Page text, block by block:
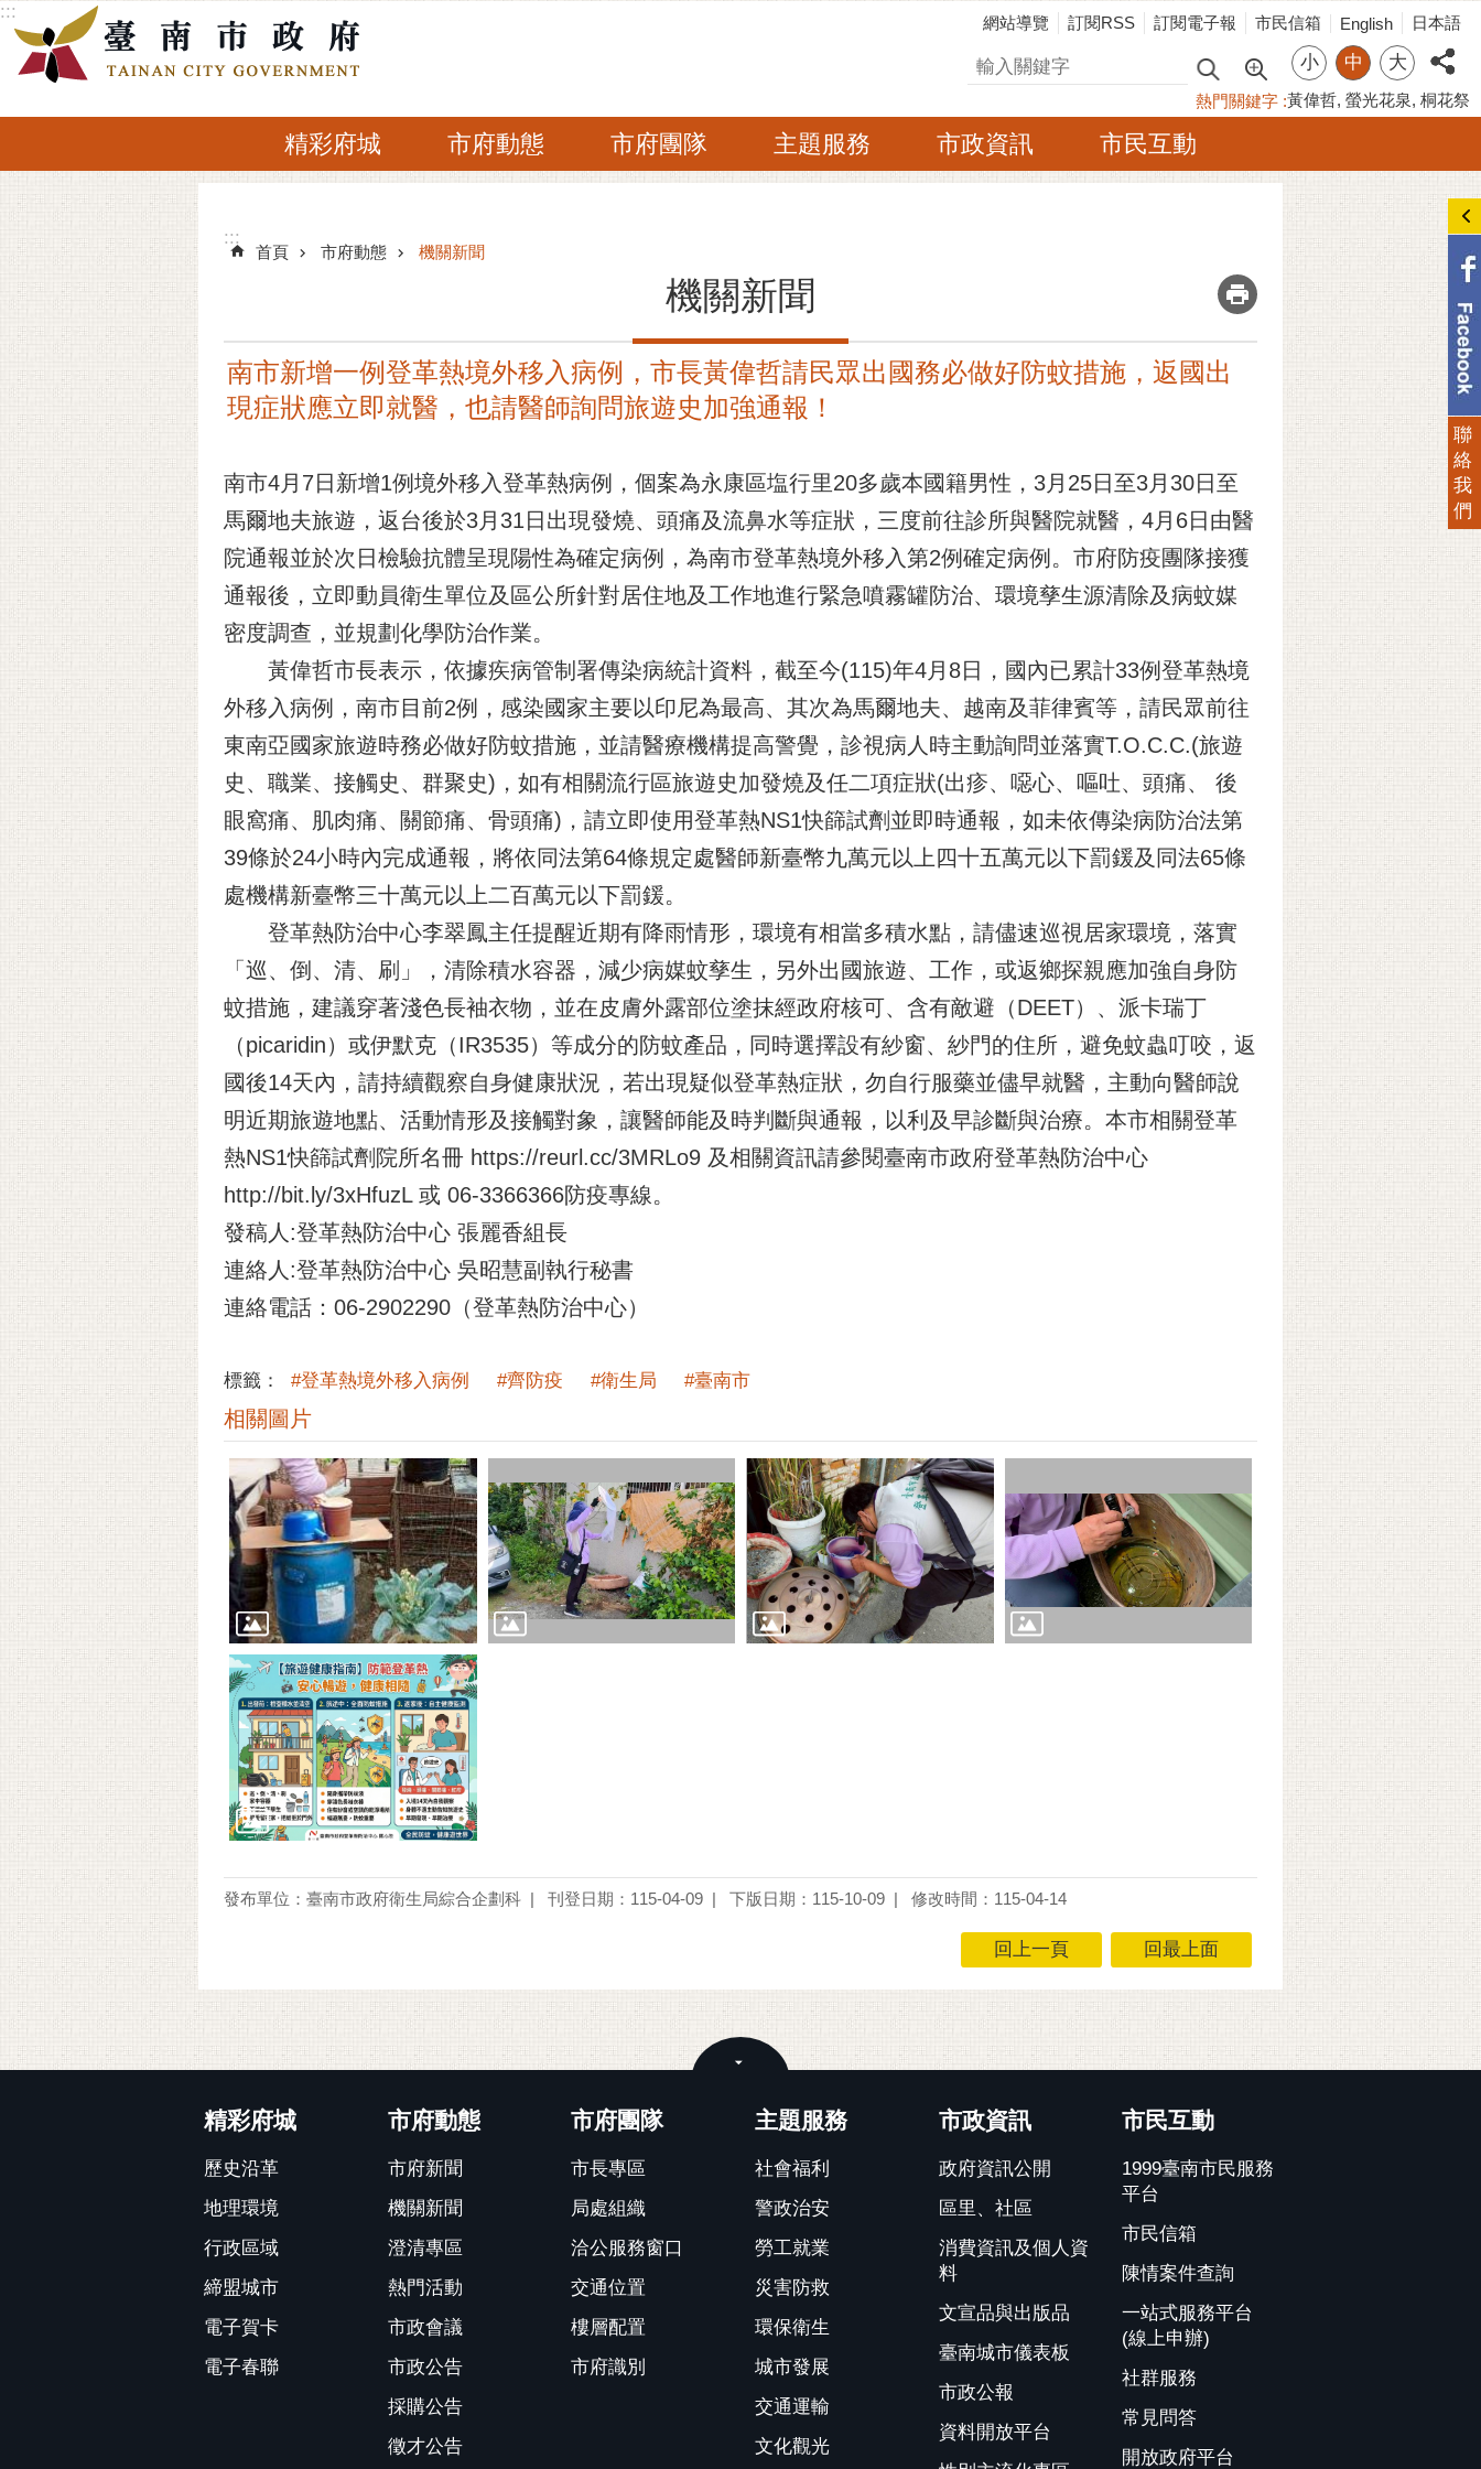
跳到主要內容區塊
:::
網站導覽 訂閱RSS 訂閱電子報 市民信箱 English 日本語
搜尋 小 中 大
熱門關鍵字 黃偉哲 螢光花泉 桐花祭
精彩府城 市府動態 市府團隊 主題服務 市政資訊 市民互動
:::
:::
首頁 市府動態 機關新聞
機關新聞 _
南市新增一例登革熱境外移入病例，市長黃偉哲請民眾出國務必做好防蚊措施，返國出
現症狀應立即就醫，也請醫師詢問旅遊史加強通報！
南市4月7日新增1例境外移入登革熱病例，個案為永康區塩行里20多歲本國籍男性，3月25日至3月30日至
馬爾地夫旅遊，返台後於3月31日出現發燒、頭痛及流鼻水等症狀，三度前往診所與醫院就醫，4月6日由醫
院通報並於次日檢驗抗體呈現陽性為確定病例，為南市登革熱境外移入第2例確定病例。市府防疫團隊接獲
通報後，立即動員衛生單位及區公所針對居住地及工作地進行緊急噴霧罐防治、環境孳生源清除及病蚊媒
密度調查，並規劃化學防治作業。
黃偉哲市長表示，依據疾病管制署傳染病統計資料，截至今(115)年4月8日，國內已累計33例登革熱境
外移入病例，南市目前2例，感染國家主要以印尼為最高、其次為馬爾地夫、越南及菲律賓等，請民眾前往
東南亞國家旅遊時務必做好防蚊措施，並請醫療機構提高警覺，診視病人時主動詢問並落實T.O.C.C.(旅遊
史、職業、接觸史、群聚史)，如有相關流行區旅遊史加發燒及任二項症狀(出疹、噁心、嘔吐、頭痛、 後
眼窩痛、肌肉痛、關節痛、骨頭痛)，請立即使用登革熱NS1快篩試劑並即時通報，如未依傳染病防治法第
39條於24小時內完成通報，將依同法第64條規定處醫師新臺幣九萬元以上四十五萬元以下罰鍰及同法65條
處機構新臺幣三十萬元以上二百萬元以下罰鍰。
登革熱防治中心李翠鳳主任提醒近期有降雨情形，環境有相當多積水點，請儘速巡視居家環境，落實
「巡、倒、清、刷」，清除積水容器，減少病媒蚊孳生，另外出國旅遊、工作，或返鄉探親應加強自身防
蚊措施，建議穿著淺色長袖衣物，並在皮膚外露部位塗抹經政府核可、含有敵避（DEET）、派卡瑞丁
（picaridin）或伊默克（IR3535）等成分的防蚊產品，同時選擇設有紗窗、紗門的住所，避免蚊蟲叮咬，返
國後14天內，請持續觀察自身健康狀況，若出現疑似登革熱症狀，勿自行服藥並儘早就醫，主動向醫師說
明近期旅遊地點、活動情形及接觸對象，讓醫師能及時判斷與通報，以利及早診斷與治療。本市相關登革
熱NS1快篩試劑院所名冊 https://reurl.cc/3MRLo9 及相關資訊請參閱臺南市政府登革熱防治中心
http://bit.ly/3xHfuzL 或 06-3366366防疫專線。
發稿人:登革熱防治中心 張麗香組長
連絡人:登革熱防治中心 吳昭慧副執行秘書
連絡電話：06-2902290（登革熱防治中心）
標籤： #登革熱境外移入病例 #齊防疫 #衛生局 #臺南市
相關圖片
發布單位：臺南市政府衛生局綜合企劃科 刊登日期：115-04-09 下版日期：115-10-09 修改時間：115-04-14
回上一頁 回最上面
精彩府城
歷史沿革
地理環境
行政區域
締盟城市
電子賀卡
電子春聯
市府動態
市府新聞
機關新聞
澄清專區
熱門活動
市政會議
市政公告
採購公告
徵才公告
市府團隊
市長專區
局處組織
洽公服務窗口
交通位置
樓層配置
市府識別
主題服務
社會福利
警政治安
勞工就業
災害防救
環保衛生
城市發展
交通運輸
文化觀光
市政資訊
政府資訊公開
區里、社區
消費資訊及個人資
料
文宣品與出版品
臺南城市儀表板
市政公報
資料開放平台
市民互動
1999臺南市民服務
平台
市民信箱
陳情案件查詢
一站式服務平台
(線上申辦)
社群服務
常見問答
開放政府平台
聯
絡
我
們